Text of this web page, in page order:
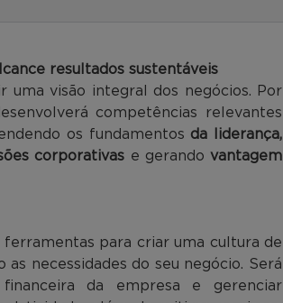
resultados sustentáveis
uma visão integral dos negócios. Por
competências relevantes
os fundamentos da liderança,
corporativas e gerando vantagem
ferramentas para criar uma cultura de
necessidades do seu negócio. Será
da empresa e gerenciar